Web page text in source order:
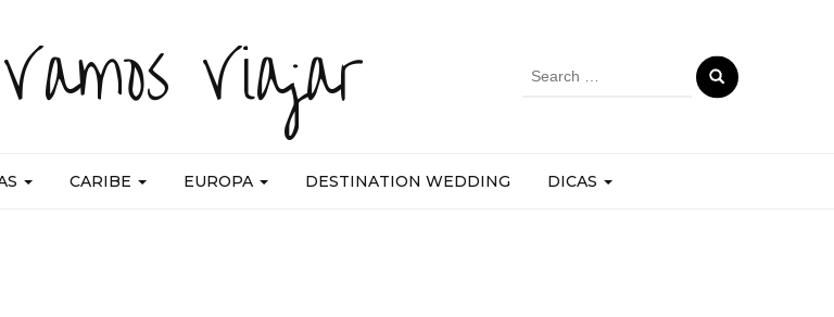
Viajar
Search
CARIBE EUROPA DESTINATION WEDDING DICAS